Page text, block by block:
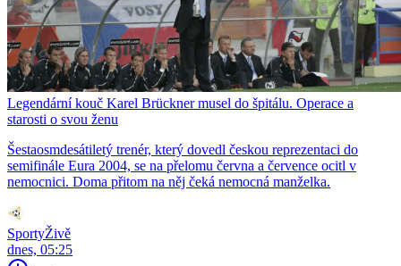
Legendární kouč Karel Brückner musel do špitálu. Operace a
starosti o svou ženu
Šestaosmdesátiletý trenér, který dovedl českou reprezentaci do
semifinále Eura 2004, se na přelomu června a července ocitl v
nemocnici. Doma přitom na něj čeká nemocná manželka.
SportyŽivě
dnes, 05:25